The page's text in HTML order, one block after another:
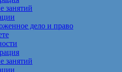
занятий
дело и право
занятий